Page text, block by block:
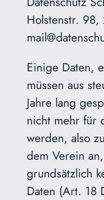
Holstenstr.
Einige Daten,
müssen aus
Jahre lang
nicht mehr für
werden, also
dem Verein
grundsätzlich
Daten (Art. 18